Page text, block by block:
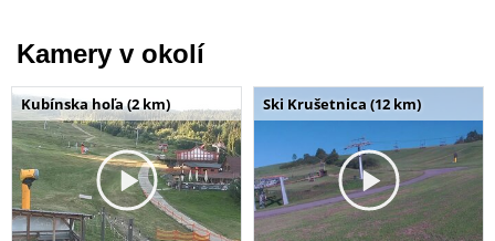
Kamery v okolí
Kubínska hoľa (2 km) Ski Krušetnica (12 km)